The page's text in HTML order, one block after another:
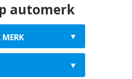
automerk